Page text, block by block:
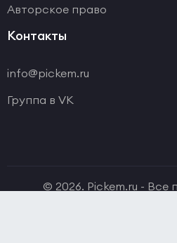
Авторское право
Контакты
info@pickem.ru
Группа в VK
© 2026. Pickem.ru -